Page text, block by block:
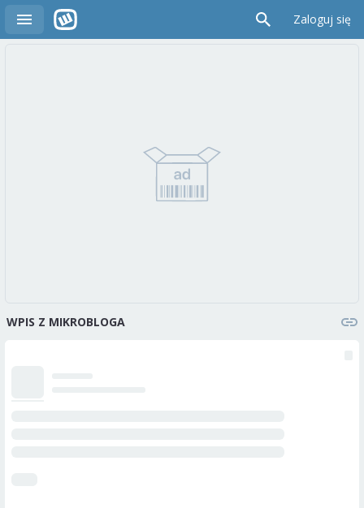
Zaloguj się
WPIS Z MIKROBLOGA